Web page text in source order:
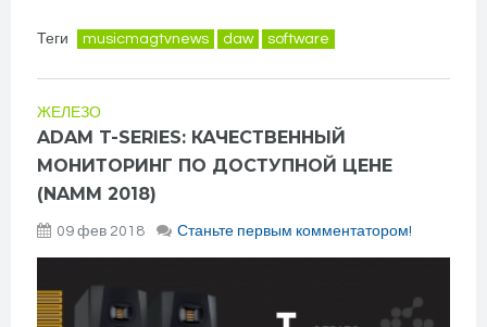
Теги musicmagtvnews daw software
ЖЕЛЕЗО
ADAM T-SERIES: КАЧЕСТВЕННЫЙ
МОНИТОРИНГ ПО ДОСТУПНОЙ ЦЕНЕ
(NAMM 2018)
09 фев 2018 Станьте первым комментатором!